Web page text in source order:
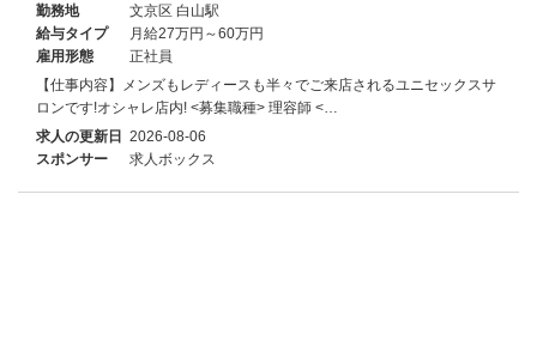
勤務地
文京区 白山駅
給与タイプ
月給27万円～60万円
雇用形態
正社員
【仕事内容】メンズもレディースも半々でご来店されるユニセックスサ
ロンです!オシャレ店内! <募集職種> 理容師 <…
求人の更新日 2026-08-06
スポンサー
求人ボックス